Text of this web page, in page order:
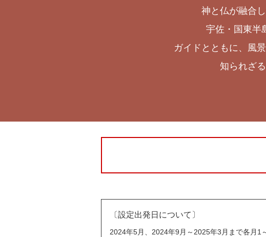
神と仏が融合
宇佐・国東半
ガイドとともに、風
知られざ
〔設定出発日について〕
2024年5月、2024年9月～2025年3月まで各月1